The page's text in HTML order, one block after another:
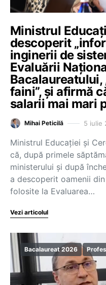
Ministrul
descoperit
inginerii de
Evaluării
Bacalaureatului,
faini”, și afirmă
salarii mai mari
Mihai Peticilă 5 iulie
Ministrul Educației și
că, după primele
ministerului și după
a descoperit oamenii
folosite la Evaluarea…
Vezi articolul
Bacalaureat 2026